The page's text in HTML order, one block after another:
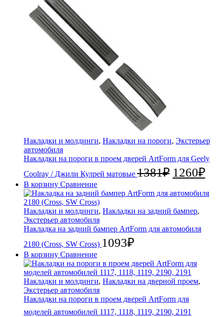
Накладки и молдинги, Накладки на пороги, Экстерьер
автомобиля
Накладки на пороги в проем дверей ArtForm для Geely
Coolray / Джили Кулрей матовые 1381₽ 1260₽
В корзину Сравнение
Накладки и молдинги, Накладки на задний бампер,
Экстерьер автомобиля
Накладка на задний бампер ArtForm для автомобиля
2180 (Cross, SW Cross) 1093₽
В корзину Сравнение
Накладки и молдинги, Накладки на дверной проем,
Экстерьер автомобиля
Накладки на пороги в проем дверей ArtForm для
моделей автомобилей 1117, 1118, 1119, 2190, 2191